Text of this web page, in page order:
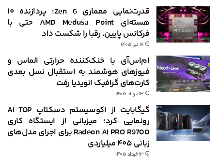
قدرت‌نمایی معماری Zen 6؛ پردازنده ۱۰
هسته‌ای AMD Medusa Point حتی با
فرکانس پایین، رقبا را شکست داد
۱۸ تیر ۱۴۰۵
ام‌اس‌آی با خنک‌کننده حرارتی الماس و
فیوزهای هوشمند به استقبال نسل بعدی
کارت‌های گرافیک انویدیا رفت
۱۳ خرداد ۱۴۰۵
گیگابایت از اکوسیستم دسکتاپ AI TOP
رونمایی کرد؛ میزبانی از ایستگاه کاری
Radeon AI PRO R9700 برای اجرای مدل‌های
زبانی ۴۰۵ میلیاردی
۱۳ خرداد ۱۴۰۵